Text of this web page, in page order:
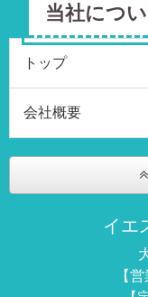
当社につ
トップ
会社概要
イエ
【